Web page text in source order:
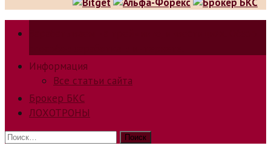
Информация
Все статьи сайта
Брокер БКС
ЛОХОТРОНЫ
Найти: